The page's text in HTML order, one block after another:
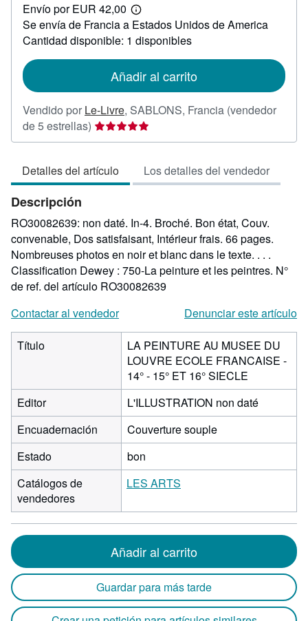
30,90
Envío por EUR 42,00
Más
información
sobre
las
envío
Se envía de Francia a Estados Unidos de America
Cantidad disponible: 1 disponibles
Añadir al carrito
Vendido por Le-Livre, SABLONS, Francia (vendedor
de 5 estrellas) Calificación
del
5
de
estrellas
Detalles del artículo Los detalles del vendedor
Descripción
RO30082639: non daté. In-4. Broché. Bon état, Couv.
convenable, Dos satisfaisant, Intérieur frais. 66 pages.
Nombreuses photos en noir et blanc dans le texte. . . .
Classification Dewey : 750-La peinture et les peintres. N°
de ref. del artículo RO30082639
Contactar al vendedor
Denunciar este artículo
Título
LA PEINTURE AU MUSEE DU
LOUVRE ECOLE FRANCAISE -
14° - 15° ET 16° SIECLE
Editor
L'ILLUSTRATION non daté
Encuadernación
Couverture souple
Estado
bon
Catálogos de
vendedores
LES ARTS
Añadir al carrito
Guardar para más tarde